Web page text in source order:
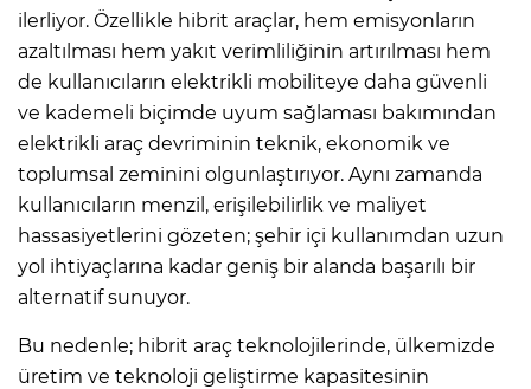
ilerliyor. Özellikle hibrit araçlar, hem emisyonların
azaltılması hem yakıt verimliliğinin artırılması hem
de kullanıcıların elektrikli mobiliteye daha güvenli
ve kademeli biçimde uyum sağlaması bakımından
elektrikli araç devriminin teknik, ekonomik ve
toplumsal zeminini olgunlaştırıyor. Aynı zamanda
kullanıcıların menzil, erişilebilirlik ve maliyet
hassasiyetlerini gözeten; şehir içi kullanımdan uzun
yol ihtiyaçlarına kadar geniş bir alanda başarılı bir
alternatif sunuyor.
Bu nedenle; hibrit araç teknolojilerinde, ülkemizde
üretim ve teknoloji geliştirme kapasitesinin